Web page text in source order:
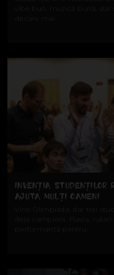
vibe bun, muzică bună, dar
decare mai...
INVENȚIA STUDENȚILOR
AJUTA MULȚI OAMENI
Vine Olimpiada, dar trei
deja campioni. Flavia, Iulian
performanță pentru...